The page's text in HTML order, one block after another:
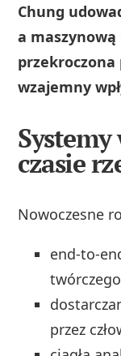
Chung
a
wzajemny
czasie
Nowoczesne
end-to-
przez